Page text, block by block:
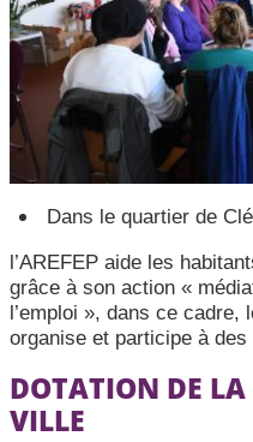
Dans le quartier de
l’AREFEP aide les
grâce à son action «
l’emploi », dans ce cadre,
organise et participe à
DOTATION DE
VILLE